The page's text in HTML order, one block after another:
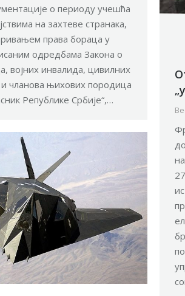
о периоду учешћа
на захтеве странака,
права бораца у
одредбама Закона о
војних инвалида, цивилних
чланова њихових породица
Републике Србије“,…